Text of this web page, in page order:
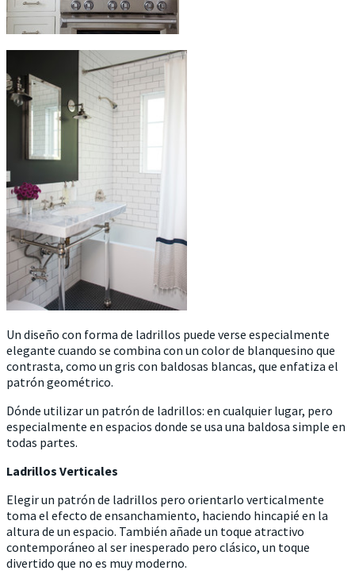
Un diseño con forma de ladrillos puede verse especialmente
elegante cuando se combina con un color de blanquesino que
contrasta, como un gris con baldosas blancas, que enfatiza el
patrón geométrico.
Dónde utilizar un patrón de ladrillos: en cualquier lugar, pero
especialmente en espacios donde se usa una baldosa simple en
todas partes.
Ladrillos Verticales
Elegir un patrón de ladrillos pero orientarlo verticalmente
toma el efecto de ensanchamiento, haciendo hincapié en la
altura de un espacio. También añade un toque atractivo
contemporáneo al ser inesperado pero clásico, un toque
divertido que no es muy moderno.